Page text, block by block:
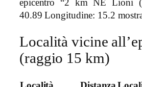
epicentro “2 km NE Lioni
40.89 Longitudine: 15.2
Località vicine
(raggio 15 km)